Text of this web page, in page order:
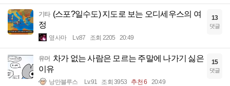
기타 (스포?일수도) 지도로 보는 오디세우스의 여
정
옆사마 Lv.87 조회 2205 20:49
13
댓글
유머 차가 없는 사람은 모르는 주말에 나가기 싫은
이유
낭만블루스 Lv.91 조회 3953 추천 6 20:49
15
댓글